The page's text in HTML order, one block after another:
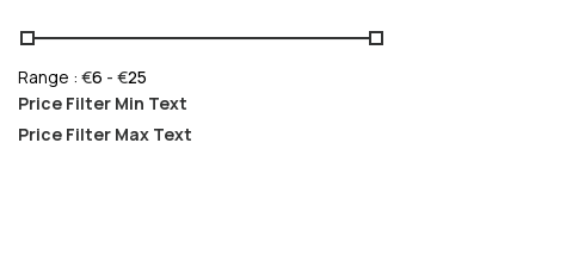
Range : €6 - €25
Price Filter Min Text
Price Filter Max Text